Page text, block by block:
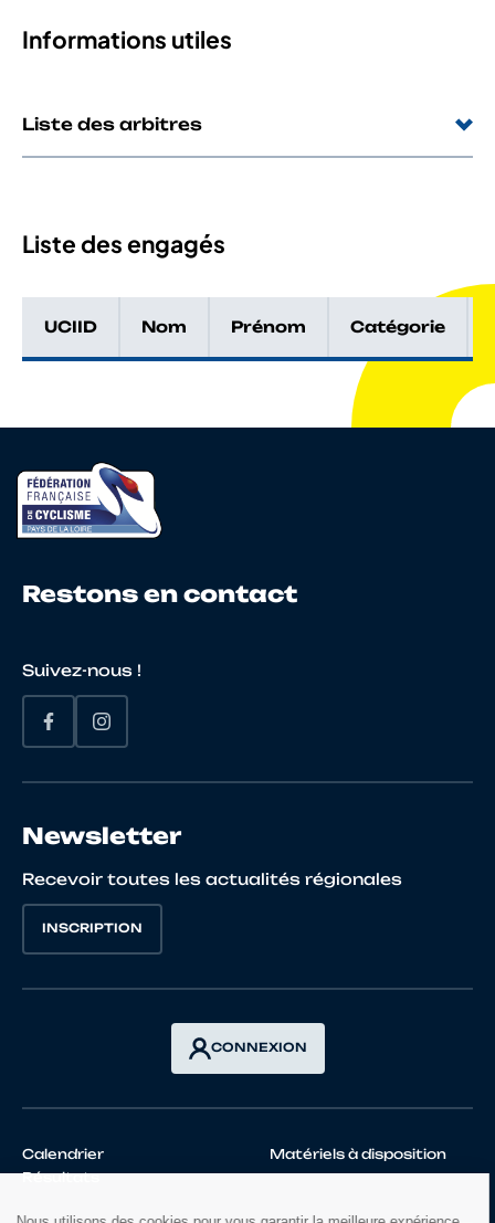
Informations utiles
Liste des arbitres
Liste des engagés
UCIID Nom Prénom Catégorie
Restons en contact
Suivez-nous !
Newsletter
Recevoir toutes les actualités régionales
INSCRIPTION
CONNEXION
Calendrier
Matériels à disposition
Résultats